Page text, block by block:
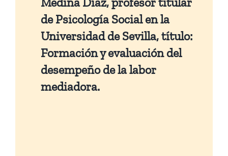
de Psicología Social en la
Universidad de Sevilla, título:
Formación y evaluación del
desempeño de la labor
mediadora.